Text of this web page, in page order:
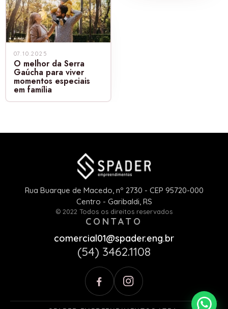
07.10.2025
O melhor da Serra
Gaúcha para viver
momentos especiais
em família
Rua Buarque de Macedo, nº 2730 - CEP 95720-000
Centro - Garibaldi, RS
© 2022 Todos os direitos reservados
CONTATO
comercial01@spader.eng.br
(54) 3462.1108